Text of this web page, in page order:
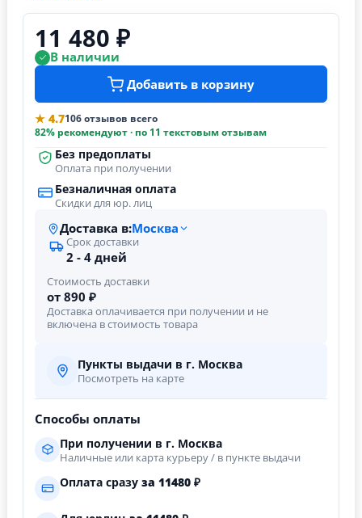
11 480 ₽
В наличии
Добавить в корзину
★ 4.7106 отзывов всего
82% рекомендуют · по 11 текстовым отзывам
Без предоплаты
Оплата при получении
Безналичная оплата
Скидки для юр. лиц
Доставка в:Москва
Срок доставки
2 - 4 дней
Стоимость доставки
от 890 ₽
Доставка оплачивается при получении и не
включена в стоимость товара
Пункты выдачи в г. Москва
Посмотреть на карте
Способы оплаты
При получении в г. Москва
Наличные или карта курьеру / в пункте выдачи
Оплата сразу за 11480 ₽